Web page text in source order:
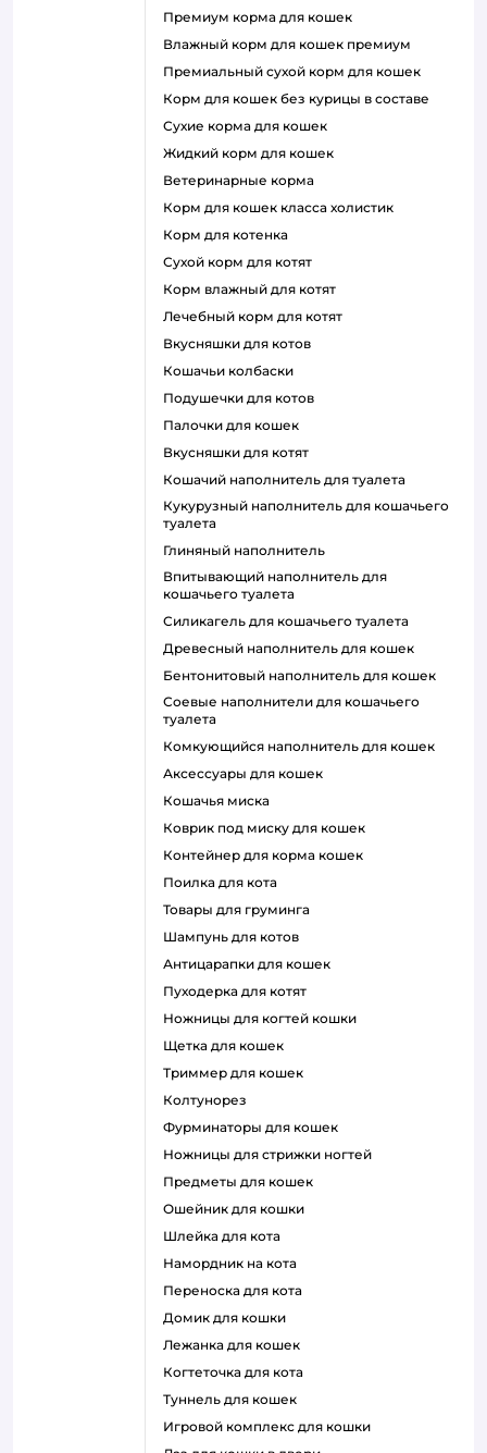
премиум корма для кошек
влажный корм для кошек премиум
премиальный сухой корм для кошек
корм для кошек без курицы в составе
сухие корма для кошек
жидкий корм для кошек
ветеринарные корма
корм для кошек класса холистик
корм для котенка
сухой корм для котят
корм влажный для котят
лечебный корм для котят
вкусняшки для котов
кошачьи колбаски
подушечки для котов
палочки для кошек
вкусняшки для котят
кошачий наполнитель для туалета
кукурузный наполнитель для кошачьего
туалета
глиняный наполнитель
впитывающий наполнитель для
кошачьего туалета
силикагель для кошачьего туалета
древесный наполнитель для кошек
бентонитовый наполнитель для кошек
соевые наполнители для кошачьего
туалета
комкующийся наполнитель для кошек
аксессуары для кошек
кошачья миска
коврик под миску для кошек
контейнер для корма кошек
поилка для кота
товары для груминга
шампунь для котов
антицарапки для кошек
пуходерка для котят
ножницы для когтей кошки
щетка для кошек
триммер для кошек
колтунорез
фурминаторы для кошек
ножницы для стрижки ногтей
предметы для кошек
ошейник для кошки
шлейка для кота
намордник на кота
переноска для кота
домик для кошки
лежанка для кошек
когтеточка для кота
туннель для кошек
игровой комплекс для кошки